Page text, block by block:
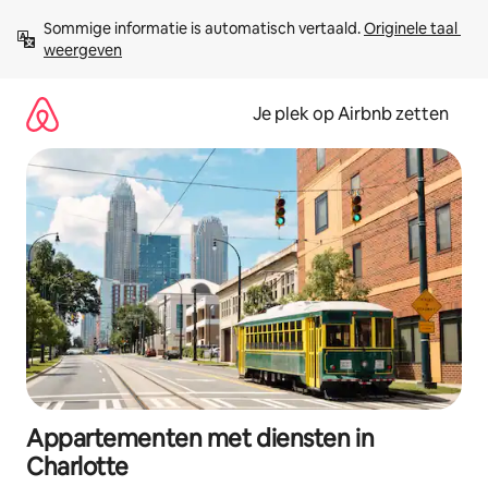
direct
naar
Sommige informatie is automatisch vertaald. Originele taal
weergeven
Je plek op Airbnb zetten
Appartementen met diensten in
Charlotte